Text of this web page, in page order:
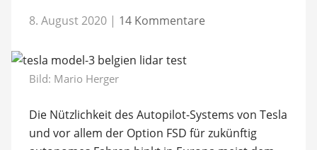
8. August 2020 | 14 Kommentare
Bild: Mario Herger
Die Nützlichkeit des Autopilot-Systems von Tesla
und vor allem der Option FSD für zukünftig